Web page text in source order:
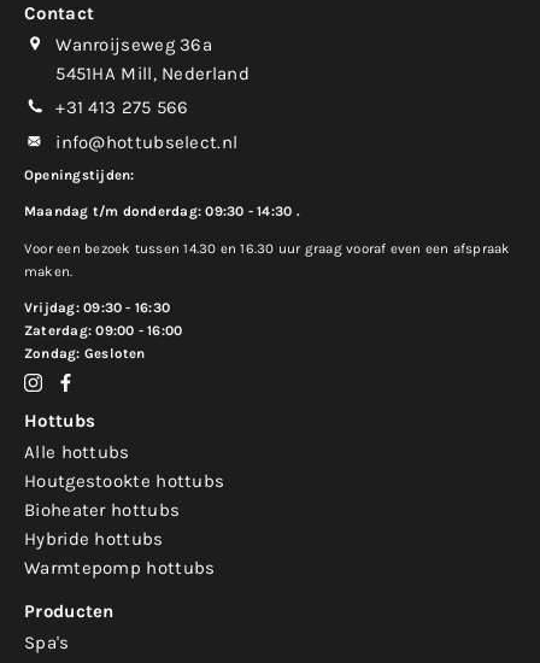
Contact
Wanroijseweg 36a
5451HA Mill, Nederland
+31 413 275 566
info@hottubselect.nl
Openingstijden:
Maandag t/m donderdag: 09:30 - 14:30 .
Voor een bezoek tussen 14.30 en 16.30 uur graag vooraf even een afspraak
maken.
Vrijdag: 09:30 - 16:30
Zaterdag: 09:00 - 16:00
Zondag: Gesloten
Hottubs
Alle hottubs
Houtgestookte hottubs
Bioheater hottubs
Hybride hottubs
Warmtepomp hottubs
Producten
Spa's